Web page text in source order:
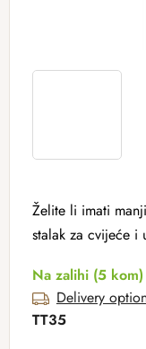
Želite li imati
stalak za cvijeće i
Na zalihi (5 kom)
Delivery
TT35